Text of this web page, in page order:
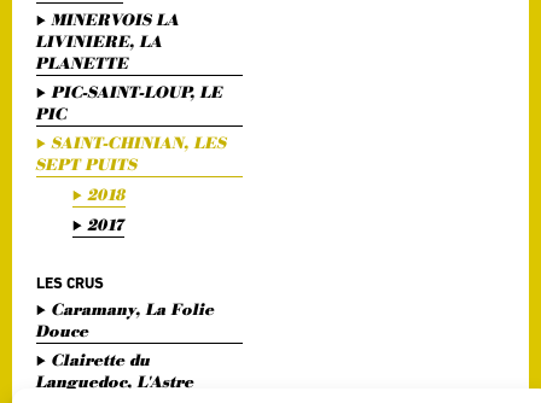
MINERVOIS LA
LIVINIERE, LA
PLANETTE
PIC-SAINT-LOUP, LE
PIC
SAINT-CHINIAN, LES
SEPT PUITS
2018
2017
LES CRUS
Caramany, La Folie
Douce
Clairette du
Languedoc, L'Astre